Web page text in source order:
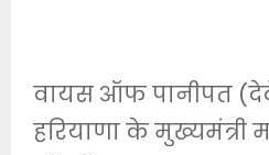
वायस ऑफ पानीपत
हरियाणा के मुख्यमंत्री